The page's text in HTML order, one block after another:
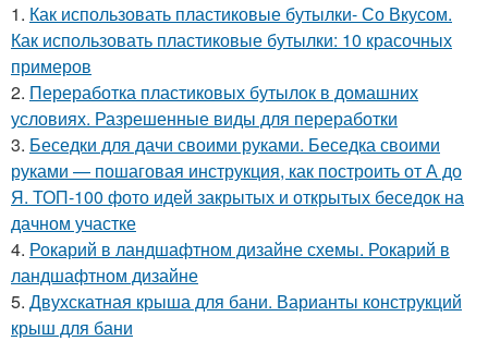
1. Как использовать пластиковые бутылки- Со Вкусом.
Как использовать пластиковые бутылки: 10 красочных
примеров
2. Переработка пластиковых бутылок в домашних
условиях. Разрешенные виды для переработки
3. Беседки для дачи своими руками. Беседка своими
руками — пошаговая инструкция, как построить от А до
Я. ТОП-100 фото идей закрытых и открытых беседок на
дачном участке
4. Рокарий в ландшафтном дизайне схемы. Рокарий в
ландшафтном дизайне
5. Двухскатная крыша для бани. Варианты конструкций
крыш для бани